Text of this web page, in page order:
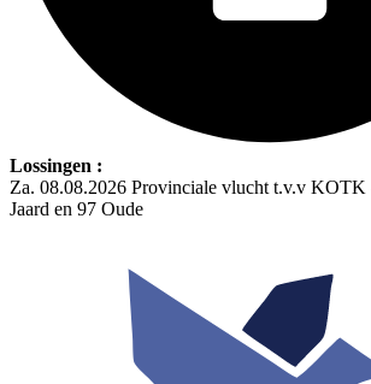
Lossingen :
Za. 08.08.2026 Provinciale vlucht t.v.v KOTK
Jaard en 97 Oude